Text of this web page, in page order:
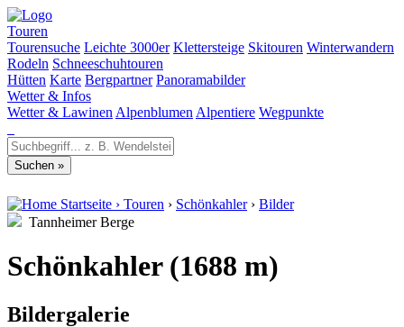
Touren
Tourensuche Leichte 3000er Klettersteige Skitouren Winterwandern
Rodeln Schneeschuhtouren
Hütten Karte Bergpartner Panoramabilder
Wetter & Infos
Wetter & Lawinen Alpenblumen Alpentiere Wegpunkte
Startseite › Touren › Schönkahler › Bilder
Tannheimer Berge
Schönkahler (1688 m)
Bildergalerie